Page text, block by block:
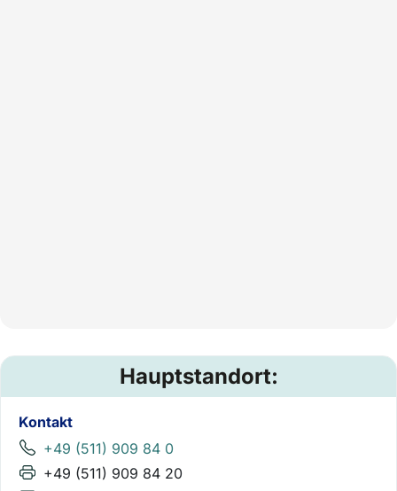
Hauptstandort:
Kontakt
+49 (511) 909 84 0
+49 (511) 909 84 20